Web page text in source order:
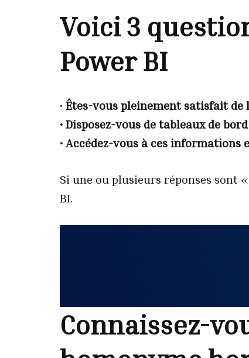
Voici 3
Power BI
• Êtes-vous pleinement satisfait de
• Disposez-vous de tableaux de
• Accédez-vous à ces
Si une ou plusieurs réponses sont
BI.
Connaissez-